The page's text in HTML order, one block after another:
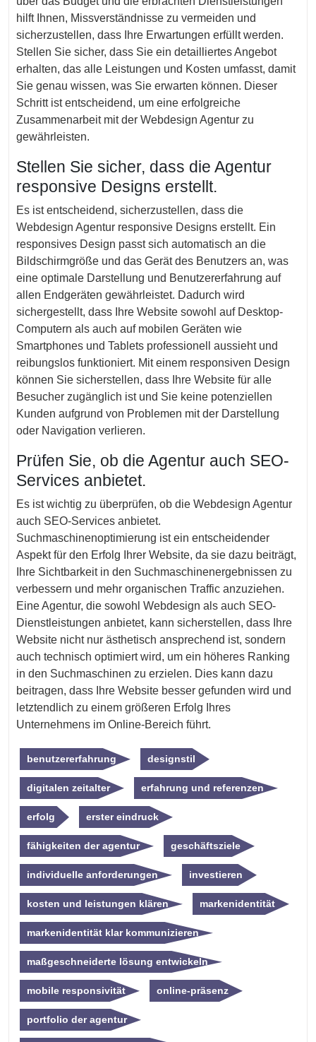
hilft Ihnen, Missverständnisse zu vermeiden und
sicherzustellen, dass Ihre Erwartungen erfüllt werden.
Stellen Sie sicher, dass Sie ein detailliertes Angebot
erhalten, das alle Leistungen und Kosten umfasst, damit
Sie genau wissen, was Sie erwarten können. Dieser
Schritt ist entscheidend, um eine erfolgreiche
Zusammenarbeit mit der Webdesign Agentur zu
gewährleisten.
Stellen Sie sicher, dass die Agentur
responsive Designs erstellt.
Es ist entscheidend, sicherzustellen, dass die
Webdesign Agentur responsive Designs erstellt. Ein
responsives Design passt sich automatisch an die
Bildschirmgröße und das Gerät des Benutzers an, was
eine optimale Darstellung und Benutzererfahrung auf
allen Endgeräten gewährleistet. Dadurch wird
sichergestellt, dass Ihre Website sowohl auf Desktop-
Computern als auch auf mobilen Geräten wie
Smartphones und Tablets professionell aussieht und
reibungslos funktioniert. Mit einem responsiven Design
können Sie sicherstellen, dass Ihre Website für alle
Besucher zugänglich ist und Sie keine potenziellen
Kunden aufgrund von Problemen mit der Darstellung
oder Navigation verlieren.
Prüfen Sie, ob die Agentur auch SEO-
Services anbietet.
Es ist wichtig zu überprüfen, ob die Webdesign Agentur
auch SEO-Services anbietet.
Suchmaschinenoptimierung ist ein entscheidender
Aspekt für den Erfolg Ihrer Website, da sie dazu beiträgt,
Ihre Sichtbarkeit in den Suchmaschinenergebnissen zu
verbessern und mehr organischen Traffic anzuziehen.
Eine Agentur, die sowohl Webdesign als auch SEO-
Dienstleistungen anbietet, kann sicherstellen, dass Ihre
Website nicht nur ästhetisch ansprechend ist, sondern
auch technisch optimiert wird, um ein höheres Ranking
in den Suchmaschinen zu erzielen. Dies kann dazu
beitragen, dass Ihre Website besser gefunden wird und
letztendlich zu einem größeren Erfolg Ihres
Unternehmens im Online-Bereich führt.
benutzererfahrung designstil
digitalen zeitalter erfahrung und referenzen
erfolg erster eindruck
fähigkeiten der agentur geschäftsziele
individuelle anforderungen investieren
kosten und leistungen klären markenidentität
markenidentität klar kommunizieren
maßgeschneiderte lösung entwickeln
mobile responsivität online-präsenz
portfolio der agentur